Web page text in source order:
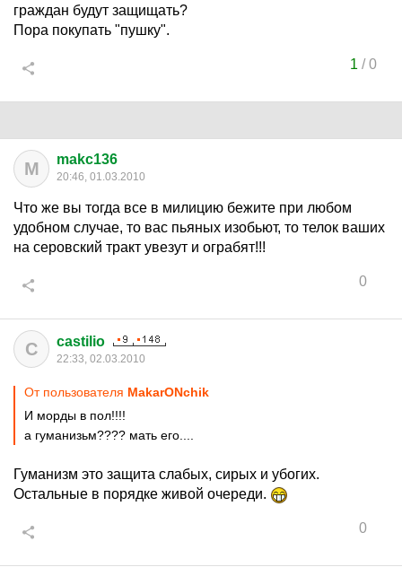
граждан будут защищать?
Пора покупать "пушку".
1 /0
M makc136
20:46, 01.03.2010
Что же вы тогда все в милицию бежите при любом
удобном случае, то вас пьяных изобьют, то телок ваших
на серовский тракт увезут и ограбят!!!
0
C castilio
22:33, 02.03.2010
От пользователя MakarONchik
И морды в пол!!!!
а гуманизьм???? мать его....
Гуманизм это защита слабых, сирых и убогих.
Остальные в порядке живой очереди.
0